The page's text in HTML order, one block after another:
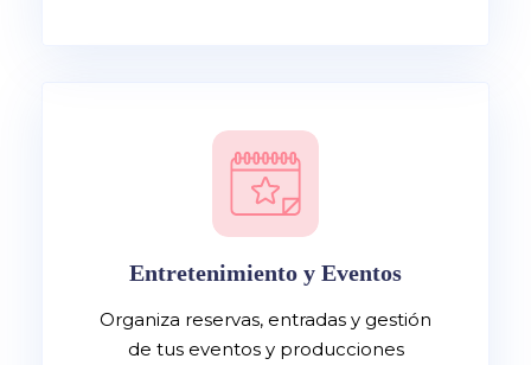
Entretenimiento y Eventos
Organiza reservas, entradas y gestión
de tus eventos y producciones